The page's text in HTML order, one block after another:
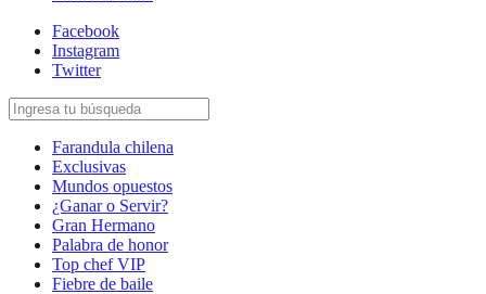
Facebook
Instagram
Twitter
Farandula chilena
Exclusivas
Mundos opuestos
¿Ganar o Servir?
Gran Hermano
Palabra de honor
Top chef VIP
Fiebre de baile